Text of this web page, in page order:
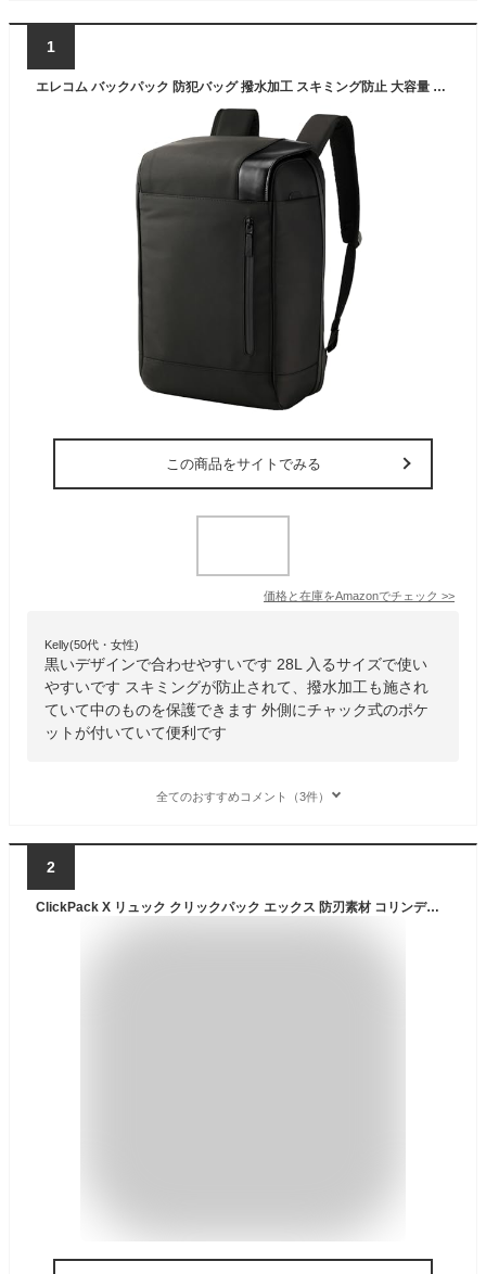
1
エレコム バックパック 防犯バッグ 撥水加工 スキミング防止 大容量 28L ブラック BM-BPSC01LBK
この商品をサイトでみる
価格と在庫をAmazonでチェック >>
Kelly(50代・女性)
黒いデザインで合わせやすいです 28L 入るサイズで使い
やすいです スキミングが防止されて、撥水加工も施され
ていて中のものを保護できます 外側にチャック式のポケ
ットが付いていて便利です
全てのおすすめコメント（3件）
2
ClickPack X リュック クリックパック エックス 防刃素材 コリンデザイン（リュック バックパック 防犯 ブラック 機能性 通勤用 海外旅行 防水 反射 ポケット USBポート 充電 15.6インチ 大容量）【送料無料 ポイント10倍】【p0508】